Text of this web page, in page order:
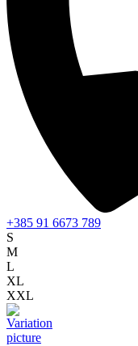
+385 91 6673 789
S
M
L
XL
XXL